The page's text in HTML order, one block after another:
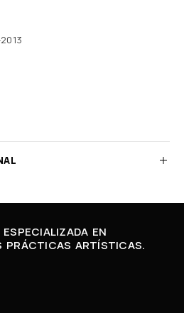
EN
PRÁCTICAS ARTÍSTICAS.